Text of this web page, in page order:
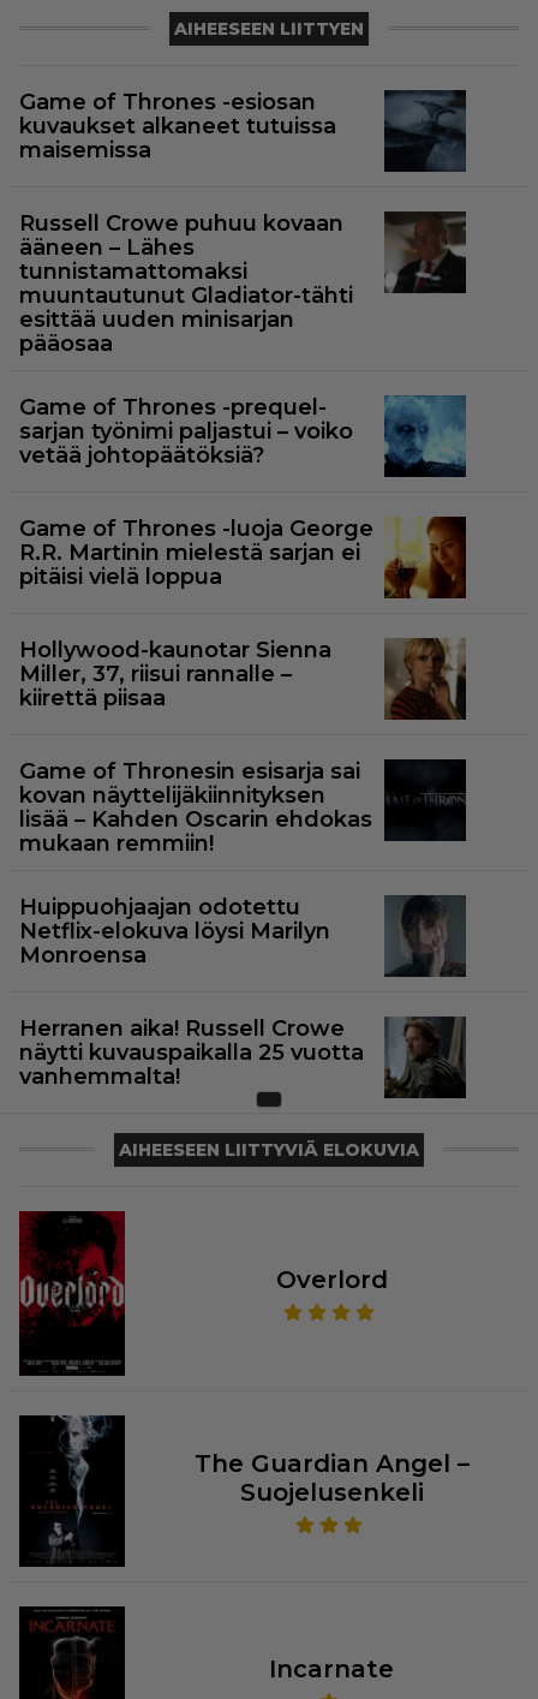
AIHEESEEN LIITTYEN
Game of Thrones -esiosan
kuvaukset alkaneet tutuissa
maisemissa
Russell Crowe puhuu kovaan
ääneen – Lähes
tunnistamattomaksi
muuntautunut Gladiator-tähti
esittää uuden minisarjan
pääosaa
Game of Thrones -prequel-
sarjan työnimi paljastui – voiko
vetää johtopäätöksiä?
Game of Thrones -luoja George
R.R. Martinin mielestä sarjan ei
pitäisi vielä loppua
Hollywood-kaunotar Sienna
Miller, 37, riisui rannalle –
kiirettä piisaa
Game of Thronesin esisarja sai
kovan näyttelijäkiinnityksen
lisää – Kahden Oscarin ehdokas
mukaan remmiin!
Huippuohjaajan odotettu
Netflix-elokuva löysi Marilyn
Monroensa
Herranen aika! Russell Crowe
näytti kuvauspaikalla 25 vuotta
vanhemmalta!
AIHEESEEN LIITTYVIÄ ELOKUVIA
Overlord
The Guardian Angel –
Suojelusenkeli
Incarnate